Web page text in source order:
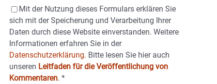
Mit der Nutzung dieses Formulars erklären Sie
sich mit der Speicherung und Verarbeitung Ihrer
Daten durch diese Website einverstanden. Weitere
Informationen erfahren Sie in der
Datenschutzerklärung. Bitte lesen Sie hier auch
unseren Leitfaden für die Veröffentlichung von
Kommentaren. *